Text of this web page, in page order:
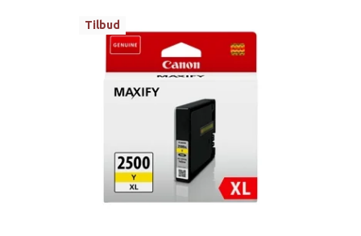
Tilbud